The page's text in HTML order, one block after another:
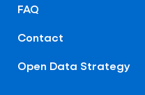
FAQ
Contact
Open Data Strategy